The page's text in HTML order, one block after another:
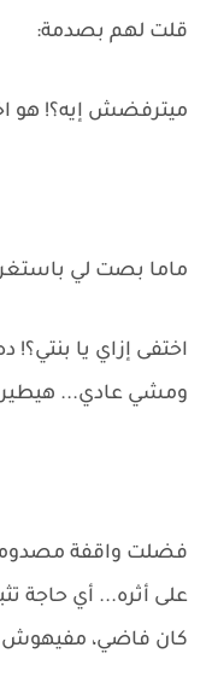
قلت لهم بصدمة:
ميترفضش إيه؟! هو
ماما بصت لي
اختفى إزاي يا
ومشي عادي... هيطير
فضلت واقفة
على أثره... أي حاجة
كان فاضي، مفيهوش